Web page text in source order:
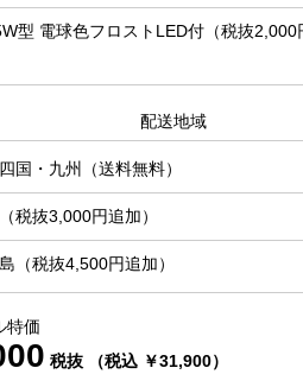
型 電球色フロストLED付（税抜
配送地域
国・九州（送料無料）
税抜3,000円追加）
（税抜4,500円追加）
特価
税抜 （税込 ￥31,900）